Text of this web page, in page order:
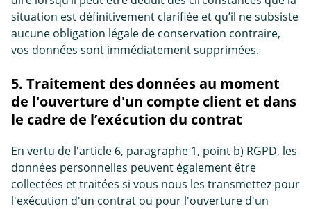
situation est définitivement clarifiée et qu’il ne subsiste
aucune obligation légale de conservation contraire,
vos données sont immédiatement supprimées.
5. Traitement des données au moment
de l'ouverture d'un compte client et dans
le cadre de l’exécution du contrat
En vertu de l'article 6, paragraphe 1, point b) RGPD, les
données personnelles peuvent également être
collectées et traitées si vous nous les transmettez pour
l'exécution d'un contrat ou pour l'ouverture d'un